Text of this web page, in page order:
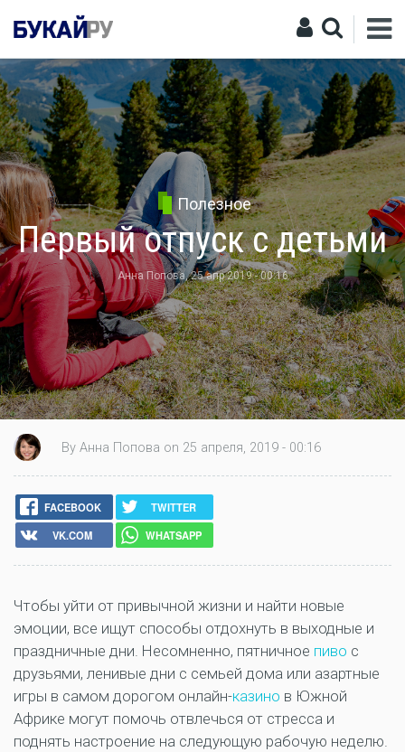
Полезное
Первый отпуск с детьми
Анна Попова, 25 апр 2019 - 00:16
By Анна Попова on 25 апреля, 2019 - 00:16
FACEBOOK
TWITTER
VK.COM
WHATSAPP
Чтобы уйти от привычной жизни и найти новые
эмоции, все ищут способы отдохнуть в выходные и
праздничные дни. Несомненно, пятничное пиво с
друзьями, ленивые дни с семьей дома или азартные
игры в самом дорогом онлайн-казино в Южной
Африке могут помочь отвлечься от стресса и
поднять настроение на следующую рабочую неделю.